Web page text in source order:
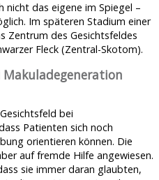
nicht das eigene im Spiegel –
Im späteren Stadium einer
Zentrum des Gesichtsfeldes
Fleck (Zentral-Skotom).
Makuladegeneration
bei
Patienten sich noch
orientieren können. Die
auf fremde Hilfe angewiesen.
sie immer daran glaubten,